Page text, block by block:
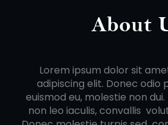
About
Lorem ipsum dolor sit
adipiscing elit. Donec odio
euismod eu, molestie non
non leo iaculis, convallis